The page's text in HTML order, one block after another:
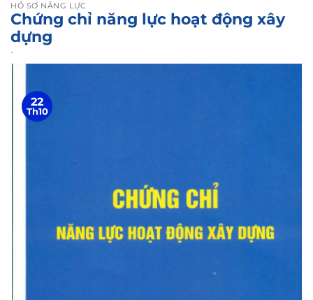
HỒ SƠ NĂNG LỰC
Chứng chỉ năng lực hoạt động xây
dựng
-
22
Th10